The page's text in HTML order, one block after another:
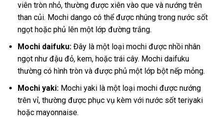
viên tròn nhỏ, thường được xiên vào que và nướng trên
than củi. Mochi dango có thể được nhúng trong nước sốt
ngọt hoặc phủ lên một lớp đường trắng.
Mochi daifuku:Đây là một loại mochi được nhồi nhân
ngọt như đậu đỏ, kem, hoặc trái cây. Mochi daifuku
thường có hình tròn và được phủ một lớp bột nếp mỏng.
Mochi yaki:Mochi yaki là một loại mochi được nướng
trên vỉ, thường được phục vụ kèm với nước sốt teriyaki
hoặc mayonnaise.